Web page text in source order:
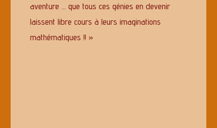
aventure … que tous ces génies en devenir
laissent libre cours à leurs imaginations
mathématiques !! »